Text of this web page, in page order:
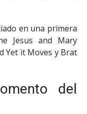
en una primera
Jesus and Mary
Yet it Moves y Brat
del